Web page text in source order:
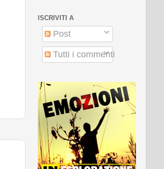
ISCRIVITI A
Post
Tutti i commenti